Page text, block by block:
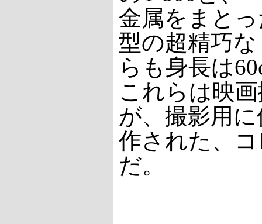
金属をまと
型の超精巧
らも身長は
これらは映
が、撮影用
作された、
だ。